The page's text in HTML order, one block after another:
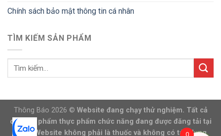
Chính sách bảo mật thông tin cá nhân
TÌM KIẾM SẢN PHẨM
Thông Báo 2026 © Website đang chạy thử nghiệm. Tất cả
các sản phẩm thực phẩm chức năng đang được đăng tải tại
trang Website không phải là thuốc và không có tác dụng
0